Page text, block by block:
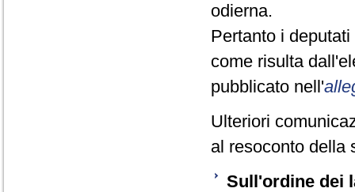
odierna.
Pertanto i
come risulta
pubblicato nell'
Ulteriori
al resoconto della
Sull'ordine dei